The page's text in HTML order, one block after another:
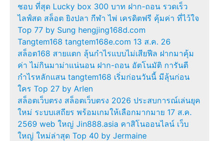
ชอบ ที่สุด Lucky box 300 บาท ฝาก-ถอน รวดเร็ว
ไลฟ์สด สล็อต ยิงปลา กีฬา ไพ่ เครดิตฟรี คุ้มค่า ที่ไว้ใจ
Top 77 by Sung hengjing168d.com
Tangtem168 tangtem168e.com 13 ส.ค. 26
สล็อต168 สายแตก ลุ้นกำไรแบบไม่เสียฟีล ฝากมาคุ้ม
ค่า ไม่กินมาม่าแน่นอน ฝาก-ถอน อัตโนมัติ การันตี
กำไรหลักแสน tangtem168 เริ่มก่อนวันนี้ มีลุ้นก่อน
ใคร Top 27 by Arlen
สล็อตเว็บตรง สล็อตเว็บตรง 2026 ประสบการณ์เล่นยุค
ใหม่ ระบบเสถียร พร้อมเกมให้เลือกมากมาย 17 ส.ค.
2569 web ใหญ่ Jin888.asia คาสิโนออนไลน์ เว็บ
ใหญ่ ใหม่ล่าสุด Top 40 by Jermaine